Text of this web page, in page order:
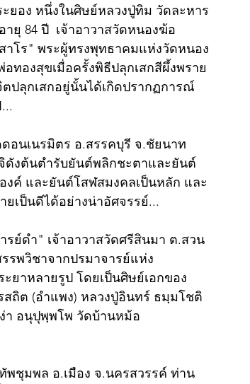
ยอง หนึ่งในศิษย์หลวงปู่ทิม วัดละหาร
ยุ 84 ปี  เจ้าอาวาสวัดหนองฆ้อ
าโร" พระผู้ทรงพุทธาคมแห่งวัดหนอง
ทองสุขเมื่อครั้งพิธีปลุกเสกสีผึ้งพราย
ปลุกเสกอยู่นั้นได้เกิดปรากฏการณ์
อนเนรมิตร อ.สรรคบุรี จ.ชัยนาท
ดังต้นตำรับยันต์พลิกชะตาและยันต์
ค์ และยันต์โสฬสมงคลเป็นหลัก และ
เป็นดีได้อย่างน่าอัศจรรย์...
ย์ดำ" เจ้าอาวาสวัดศรีสินมา ต.สวน
รพวิชาจากปรมาจารย์แห่ง
าหลายรูป โดยเป็นศิษย์เอกของ
ถิต (อำแพง) หลวงปู่อินทร์ ธมฺมโชติ
า อนุปุพฺพโพ วัดบ้านหม้อ
พชุมพล อ.เมือง จ.นครสวรรค์ ท่าน